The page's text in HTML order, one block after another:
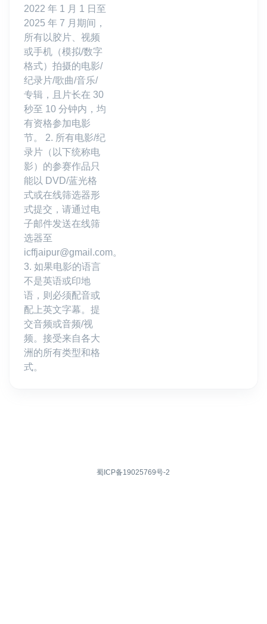
2022 年 1 月 1 日至
2025 年 7 月期间，
所有以胶片、视频
或手机（模拟/数字
格式）拍摄的电影/
纪录片/歌曲/音乐/
专辑，且片长在 30
秒至 10 分钟内，均
有资格参加电影
节。 2. 所有电影/纪
录片（以下统称电
影）的参赛作品只
能以 DVD/蓝光格
式或在线筛选器形
式提交，请通过电
子邮件发送在线筛
选器至
icffjaipur@gmail.com。
3. 如果电影的语言
不是英语或印地
语，则必须配音或
配上英文字幕。提
交音频或音频/视
频。接受来自各大
洲的所有类型和格
式。
蜀ICP备19025769号-2